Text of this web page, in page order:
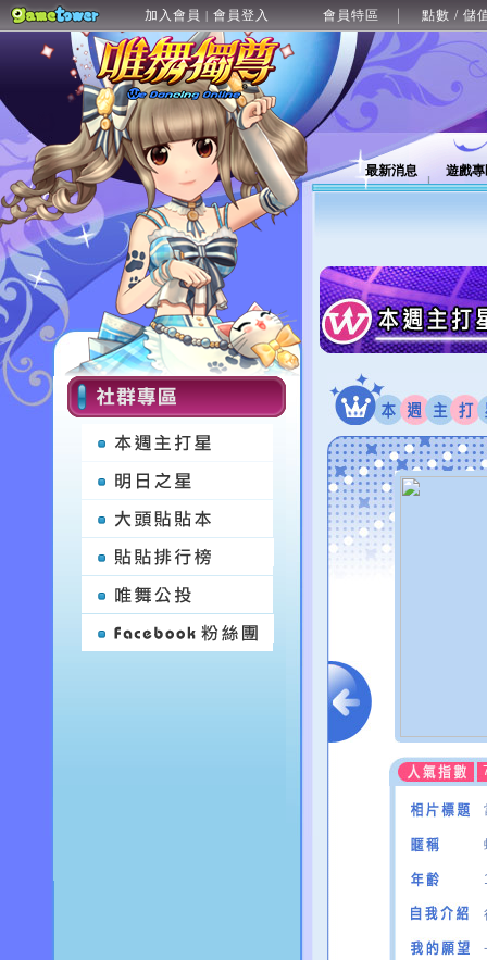
加入會員 | 會員登入 會員特區 點數 / 儲
最新消息 遊戲